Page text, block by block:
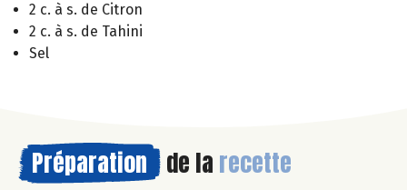
2 c. à s. de Citron
2 c. à s. de Tahini
Sel
Préparation de la recette